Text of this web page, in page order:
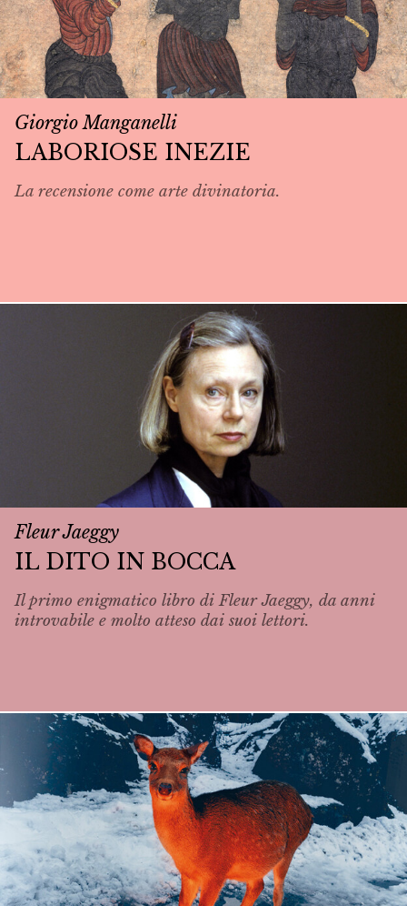
Giorgio Manganelli
LABORIOSE INEZIE
La recensione come arte divinatoria.
Fleur Jaeggy
IL DITO IN BOCCA
Il primo enigmatico libro di Fleur Jaeggy, da anni
introvabile e molto atteso dai suoi lettori.